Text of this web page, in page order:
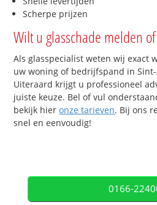
Scherpe prijzen
Wilt u glasschade melden
Als glasspecialist weten wij exact
uw woning of bedrijfspand in
Uiteraard krijgt u professioneel
juiste keuze. Bel of vul
bekijk hieronze tarieven. Bij ons
snel en eenvoudig!
0166-